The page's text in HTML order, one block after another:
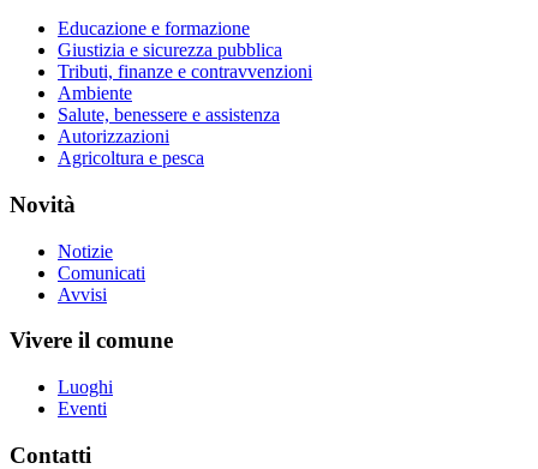
Educazione e formazione
Giustizia e sicurezza pubblica
Tributi, finanze e contravvenzioni
Ambiente
Salute, benessere e assistenza
Autorizzazioni
Agricoltura e pesca
Novità
Notizie
Comunicati
Avvisi
Vivere il comune
Luoghi
Eventi
Contatti